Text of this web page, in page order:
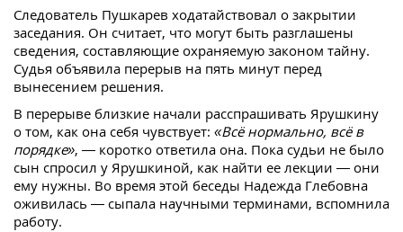
Следователь Пушкарев ходатайствовал о закрытии
заседания. Он считает, что могут быть разглашены
сведения, составляющие охраняемую законом тайну.
Судья объявила перерыв на пять минут перед
вынесением решения.
В перерыве близкие начали расспрашивать Ярушкину
о том, как она себя чувствует: «Всё нормально, всё в
порядке», — коротко ответила она. Пока судьи не было
сын спросил у Ярушкиной, как найти ее лекции — они
ему нужны. Во время этой беседы Надежда Глебовна
оживилась — сыпала научными терминами, вспомнила
работу.